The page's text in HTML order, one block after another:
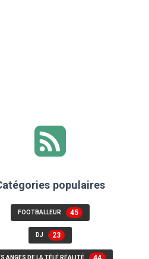
populaires
FOOTBALLEUR 45
DJ 23
ANGES DE LA TÉLÉ RÉALITÉ